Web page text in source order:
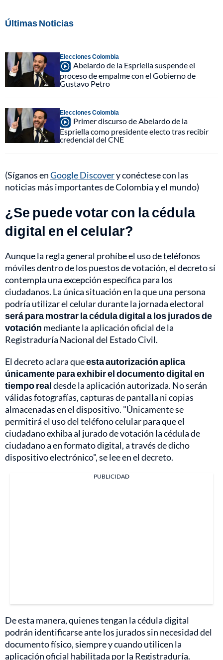
Últimas Noticias
Elecciones Colombia
Abelardo de la Espriella suspende el
proceso de empalme con el Gobierno de
Gustavo Petro
Elecciones Colombia
Primer discurso de Abelardo de la
Espriella como presidente electo tras recibir
credencial del CNE
(Síganos enGoogle Discovery conéctese con las
noticias más importantes de Colombia y el mundo)
¿Se puede votar con la cédula
digital en el celular?
Aunque la regla general prohíbe el uso de teléfonos
móviles dentro de los puestos de votación, el decreto sí
contempla una excepción específica para los
ciudadanos. La única situación en la que una persona
podría utilizar el celular durante la jornada electoral
será para mostrar la cédula digital a los jurados de
votación mediante la aplicación oficial de la
Registraduría Nacional del Estado Civil.
El decreto aclara queesta autorización aplica
únicamente para exhibir el documento digital en
tiempo realdesde la aplicación autorizada. No serán
válidas fotografías, capturas de pantalla ni copias
almacenadas en el dispositivo. "Únicamente se
permitirá el uso del teléfono celular para que el
ciudadano exhiba al jurado de votación la cédula de
ciudadano a en formato digital, a través de dicho
dispositivo electrónico", se lee en el decreto.
PUBLICIDAD
De esta manera, quienes tengan la cédula digital
podrán identificarse ante los jurados sin necesidad del
documento físico, siempre y cuando utilicen la
aplicación oficial habilitada por la Registraduría.